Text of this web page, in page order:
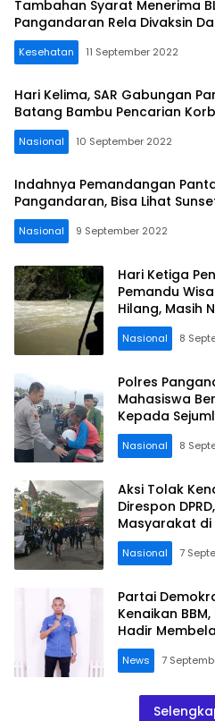
Tambahan Syarat Menerima
Pangandaran Rela Divaksin
Kesehatan 11 September 2022
Hari Kelima, SAR Gabungan
Batang Bambu Pencarian
Nasional 10 September 2022
Indahnya Pemandangan
Pangandaran, Bisa Lihat
Nasional 9 September 2022
Hari Ketiga
Pemandu
Hilang, Masih
Nasional 8
Polres
Mahasiswa
Kepada
Nasional 8
Aksi Tolak
Direspon
Masyarakat
Kembali Turun
Nasional 7
Partai
Kenaikan
Hadir
News 7